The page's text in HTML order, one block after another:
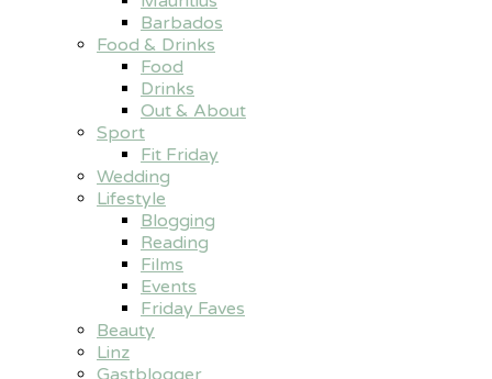
Barbados
Food & Drinks
Food
Drinks
Out & About
Sport
Fit Friday
Wedding
Lifestyle
Blogging
Reading
Films
Events
Friday Faves
Beauty
Linz
Gastblogger